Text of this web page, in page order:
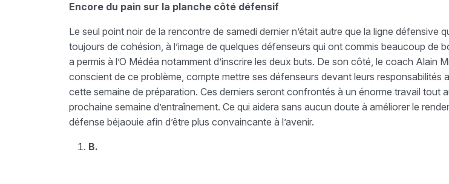
Encore du pain sur la planche côté défensif
Le seul point noir de la rencontre de samedi dernier n’était autre que la ligne défensive
toujours de cohésion, à l’image de quelques défenseurs qui ont commis beaucoup de
a permis à l’O Médéa notamment d’inscrire les deux buts. De son côté, le coach Alain
conscient de ce problème, compte mettre ses défenseurs devant leurs responsabilités
cette semaine de préparation. Ces derniers seront confrontés à un énorme travail tout
prochaine semaine d’entraînement. Ce qui aidera sans aucun doute à améliorer le
défense béjaouie afin d’être plus convaincante à l’avenir.
B.